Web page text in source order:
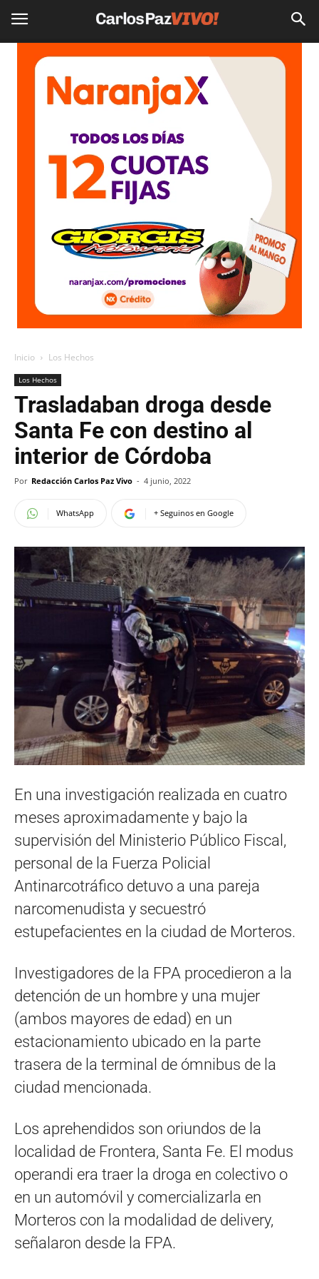
Inicio Los Hechos
Los Hechos
Trasladaban droga desde
Santa Fe con destino al
interior de Córdoba
Por Redacción Carlos Paz Vivo - 4 junio, 2022
WhatsApp + Seguinos en Google
En una investigación realizada en cuatro
meses aproximadamente y bajo la
supervisión del Ministerio Público Fiscal,
personal de la Fuerza Policial
Antinarcotráfico detuvo a una pareja
narcomenudista y secuestró
estupefacientes en la ciudad de Morteros.
Investigadores de la FPA procedieron a la
detención de un hombre y una mujer
(ambos mayores de edad) en un
estacionamiento ubicado en la parte
trasera de la terminal de ómnibus de la
ciudad mencionada.
Los aprehendidos son oriundos de la
localidad de Frontera, Santa Fe. El modus
operandi era traer la droga en colectivo o
en un automóvil y comercializarla en
Morteros con la modalidad de delivery,
señalaron desde la FPA.